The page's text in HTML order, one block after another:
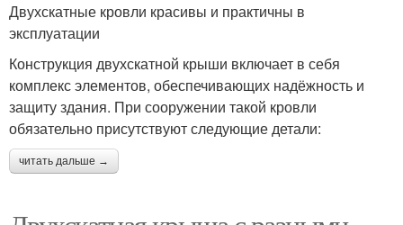
Двухскатные кровли красивы и практичны в
эксплуатации
Конструкция двухскатной крыши включает в себя
комплекс элементов, обеспечивающих надёжность и
защиту здания. При сооружении такой кровли
обязательно присутствуют следующие детали:
читать дальше →